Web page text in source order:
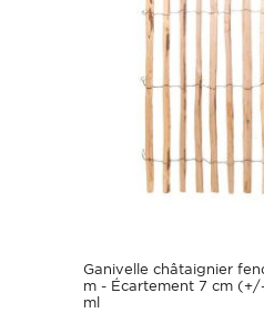
Ganivelle châtaignier
m - Écartement 7 cm
ml